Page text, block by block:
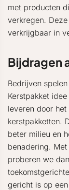
met producten
verkregen. Deze
verkrijgbaar in
Bijdragen
Bedrijven
Kerstpakket
leveren door
kerstpakketten.
beter milieu en
benadering.
proberen we
gericht is op